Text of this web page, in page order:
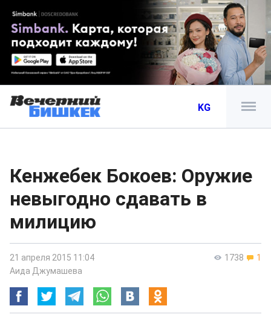
KG
Кенжебек Бокоев: Оружие
невыгодно сдавать в
милицию
1738 1
21 апреля 2015 11:04
Аида Джумашева